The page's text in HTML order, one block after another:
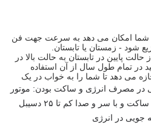
شما امکان می دهد به سرعت جهت فن
شود - زمستان یا تابستان.
پایین در تابستان به حالت بالا در
در تمام طول سال از آن استفاده
می دهد تا شما را به خواب در یک
صرفه جویی در مصرف انرژی و ساکت بودن: موتور
جویی در انرژی